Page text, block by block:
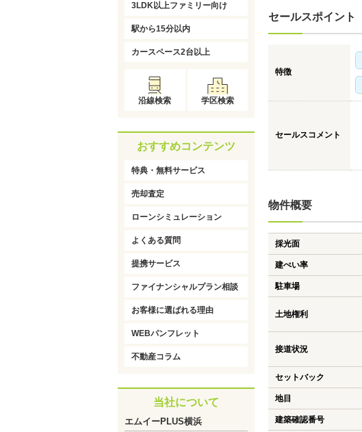
セールスポイント
特徴
セールスコメント
物件概要
採光面
建ぺい率
駐車場
土地権利
接道状況
セットバック
地目
建築確認番号
3LDK以上ファミリー向け
駅から15分以内
カースペース2台以上
沿線検索 学区検索
おすすめコンテンツ
特典・無料サービス
売却査定
ローンシミュレーション
よくある質問
提携サービス
ファイナンシャルプラン相談
お客様に選ばれる理由
WEBパンフレット
不動産コラム
当社について
エムイーPLUS横浜